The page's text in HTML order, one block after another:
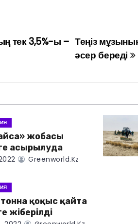
Теңіз
әсер береді
тек 3,5%-ы –
жобасы
асырылуда
Greenworld.kz
қоқыс қайта
жіберілді